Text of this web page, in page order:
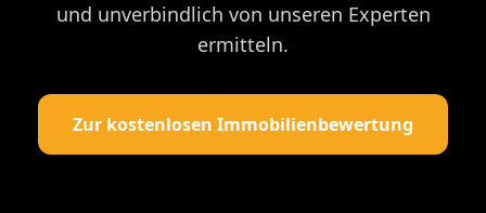
und unverbindlich von unseren Experten
ermitteln.
Zur kostenlosen Immobilienbewertung